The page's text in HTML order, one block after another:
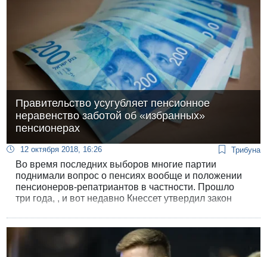
Правительство усугубляет пенсионное
неравенство заботой об «избранных»
пенсионерах
12 октября 2018, 16:26 Трибуна
Во время последних выборов многие партии
поднимали вопрос о пенсиях вообще и положении
пенсионеров-репатриантов в частности. Прошло
три года, , и вот недавно Кнессет утвердил закон
юридического советника правительства на 9 тысяч